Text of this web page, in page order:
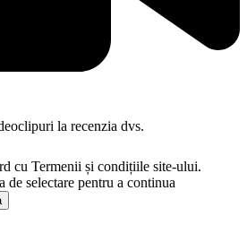
la recenzia dvs.
cu Termenii și condițiile site-ului.
de selectare pentru a continua